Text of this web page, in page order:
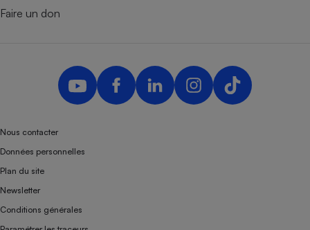
Faire un don
Nous contacter
Données personnelles
Plan du site
Newsletter
Conditions générales